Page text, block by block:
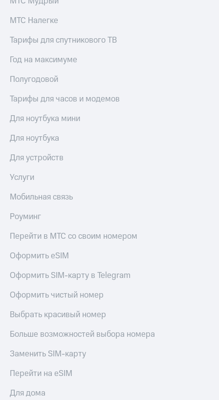
МТС Налегке
Тарифы для спутникового ТВ
Год на максимуме
Полугодовой
Тарифы для часов и модемов
Для ноутбука мини
Для ноутбука
Для устройств
Услуги
Мобильная связь
Роуминг
Перейти в МТС со своим номером
Оформить eSIM
Оформить SIM-карту в Telegram
Оформить чистый номер
Выбрать красивый номер
Больше возможностей выбора номера
Заменить SIM-карту
Перейти на eSIM
Для дома